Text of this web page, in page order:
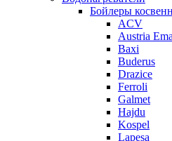
Бойлеры
ACV
Austria
Baxi
Buderus
Drazice
Ferroli
Galmet
Hajdu
Kospel
Lapesa